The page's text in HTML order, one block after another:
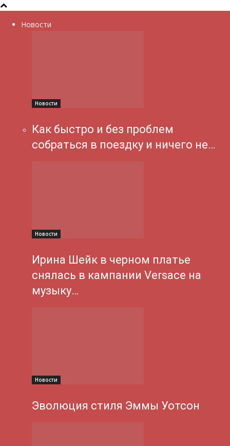
Новости
Новости
Как быстро и без проблем
собраться в поездку и ничего не…
Новости
Ирина Шейк в черном платье
снялась в кампании Versace на
музыку…
Новости
Эволюция стиля Эммы Уотсон